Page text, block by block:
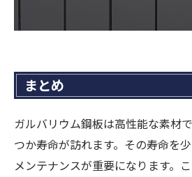
まとめ
ガルバリウム鋼板は高性能な素材
つか寿命が訪れます。その寿命を
メンテナンスが重要になります。